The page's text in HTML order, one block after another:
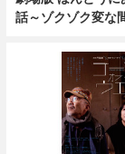
話～ゾクゾク変な